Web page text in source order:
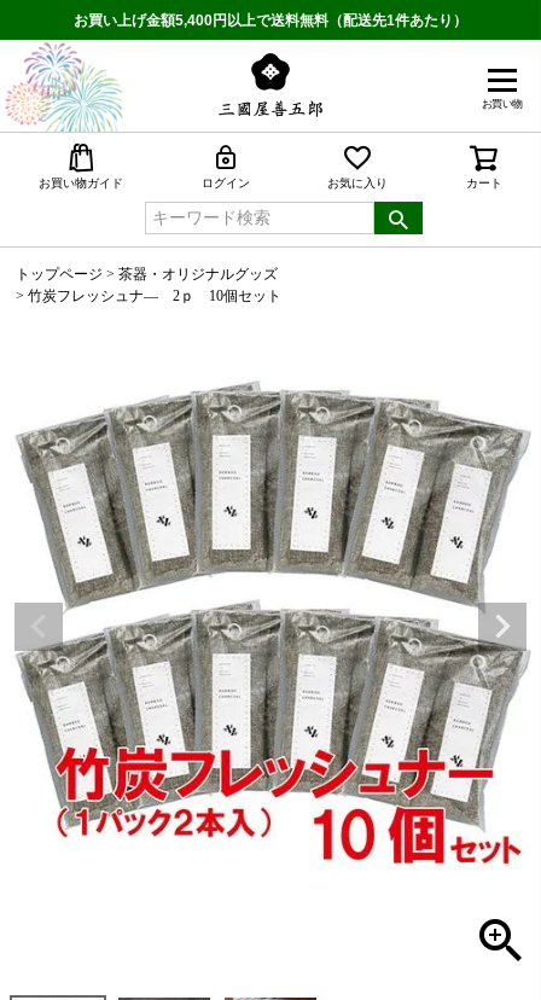
お買い上げ金額5,400円以上で送料無料（配送先1件あたり）
お買い物
お買い物ガイド ログイン お気に入り カート
トップページ
茶器・オリジナルグッズ
竹炭フレッシュナ― 2ｐ 10個セット